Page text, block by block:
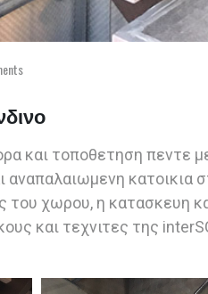
και τοποθετηση πεντε
αναπαλαιωμενη κατοικια
του χωρου, η κατασκευη
και τεχνιτες της